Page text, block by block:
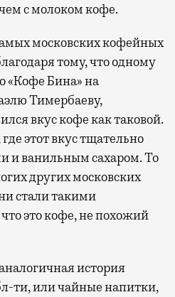
с молоком кофе.
московских кофейных
тому, что одному
«Кофе Бина» на
Тимербаеву,
вкус кофе как таковой.
этот вкус тщательно
и ванильным сахаром. То
других московских
стали такими
это кофе, не похожий
история
ти, или чайные напитки,